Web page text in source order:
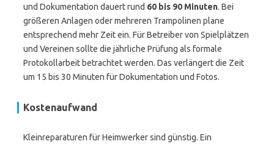
und Dokumentation dauert rund 60 bis 90 Minuten. Bei
größeren Anlagen oder mehreren Trampolinen plane
entsprechend mehr Zeit ein. Für Betreiber von Spielplätzen
und Vereinen sollte die jährliche Prüfung als formale
Protokollarbeit betrachtet werden. Das verlängert die Zeit
um 15 bis 30 Minuten für Dokumentation und Fotos.
Kostenaufwand
Kleinreparaturen für Heimwerker sind günstig. Ein